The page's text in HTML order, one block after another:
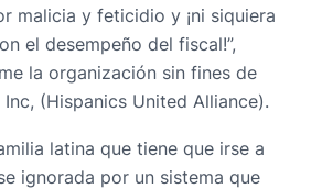
malicia y feticidio y ¡ni siquiera
el desempeño del fiscal!”,
la organización sin fines de
(Hispanics United Alliance).
latina que tiene que irse a
ignorada por un sistema que